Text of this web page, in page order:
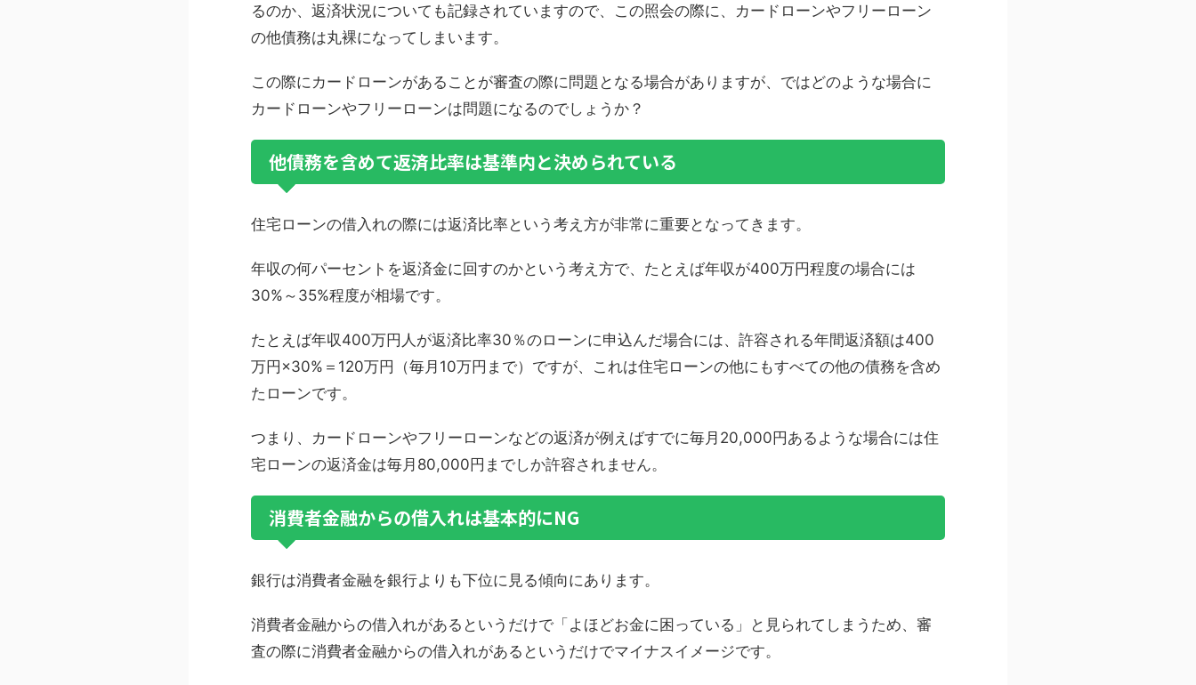
るのか、返済状況についても記録されていますので、この照会の際に、カードローンやフリーローン
の他債務は丸裸になってしまいます。
この際にカードローンがあることが審査の際に問題となる場合がありますが、ではどのような場合に
カードローンやフリーローンは問題になるのでしょうか？
他債務を含めて返済比率は基準内と決められている
住宅ローンの借入れの際には返済比率という考え方が非常に重要となってきます。
年収の何パーセントを返済金に回すのかという考え方で、たとえば年収が400万円程度の場合には
30%～35%程度が相場です。
たとえば年収400万円人が返済比率30％のローンに申込んだ場合には、許容される年間返済額は400
万円×30%＝120万円（毎月10万円まで）ですが、これは住宅ローンの他にもすべての他の債務を含め
たローンです。
つまり、カードローンやフリーローンなどの返済が例えばすでに毎月20,000円あるような場合には住
宅ローンの返済金は毎月80,000円までしか許容されません。
消費者金融からの借入れは基本的にNG
銀行は消費者金融を銀行よりも下位に見る傾向にあります。
消費者金融からの借入れがあるというだけで「よほどお金に困っている」と見られてしまうため、審
査の際に消費者金融からの借入れがあるというだけでマイナスイメージです。